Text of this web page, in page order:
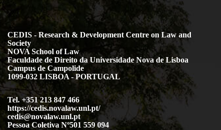
CEDIS - Research & Development Centre on Law and
Society
NOVA School of Law
Faculdade de Direito da Universidade Nova de Lisboa
Campus de Campolide
1099-032 LISBOA - PORTUGAL
Tel. +351 213 847 466
https://cedis.novalaw.unl.pt/
cedis@novalaw.unl.pt
Pessoa Coletiva Nº501 559 094